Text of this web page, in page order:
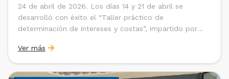
24 de abril de 2026. Los días 14 y 21 de abril se
desarrolló con éxito el “Taller práctico de
determinación de intereses y costas”, impartido por
Universidad Católica de Chile y Magíster en Economía
de la Universidad de Chicago) y María Luisa Petitpas
[…]
Ver más